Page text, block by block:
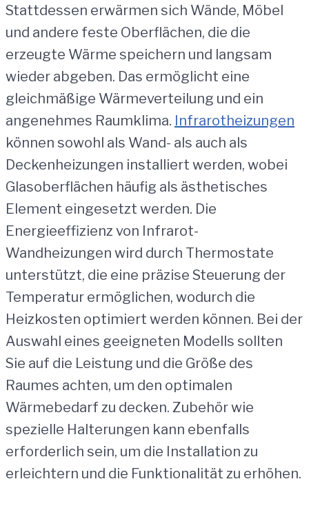
Stattdessen erwärmen sich Wände, Möbel
und andere feste Oberflächen, die die
erzeugte Wärme speichern und langsam
wieder abgeben. Das ermöglicht eine
gleichmäßige Wärmeverteilung und ein
angenehmes Raumklima. Infrarotheizungen
können sowohl als Wand- als auch als
Deckenheizungen installiert werden, wobei
Glasoberflächen häufig als ästhetisches
Element eingesetzt werden. Die
Energieeffizienz von Infrarot-
Wandheizungen wird durch Thermostate
unterstützt, die eine präzise Steuerung der
Temperatur ermöglichen, wodurch die
Heizkosten optimiert werden können. Bei der
Auswahl eines geeigneten Modells sollten
Sie auf die Leistung und die Größe des
Raumes achten, um den optimalen
Wärmebedarf zu decken. Zubehör wie
spezielle Halterungen kann ebenfalls
erforderlich sein, um die Installation zu
erleichtern und die Funktionalität zu erhöhen.